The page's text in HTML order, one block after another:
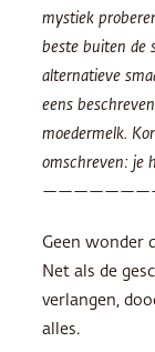
mystiek
beste buiten de
alternatieve
eens
moedermelk.
omschreven: je
Geen wonder
Net als de
verlangen,
alles.